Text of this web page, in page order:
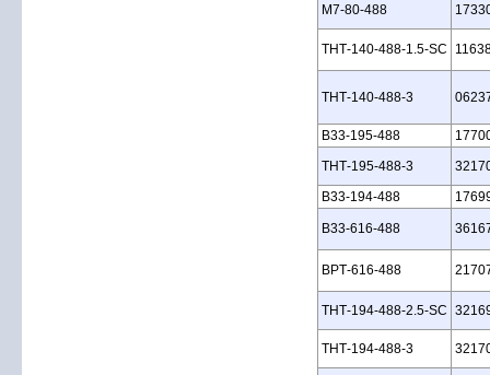
M7‑80‑488
THT‑140‑488‑1.5‑SC
THT‑140‑488‑3
B33‑195‑488
THT‑195‑488‑3
B33‑194‑488
B33‑616‑488
BPT‑616‑488
THT‑194‑488‑2.5‑SC
THT‑194‑488‑3